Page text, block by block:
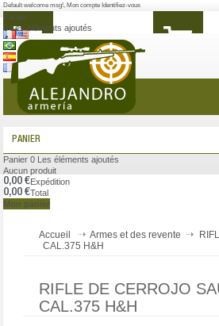
Default welcome msg!, Mon compte Identifiez-vous
Panier
0 Les éléments ajoutés
MENU
PANIER
Panier 0 Les éléments ajoutés
Aucun produit
0,00 €Expédition
0,00 €Total
Mon panier
Accueil Armes et des revente
CAL.375 H&H
RIFLE DE CERROJO
CAL.375 H&H